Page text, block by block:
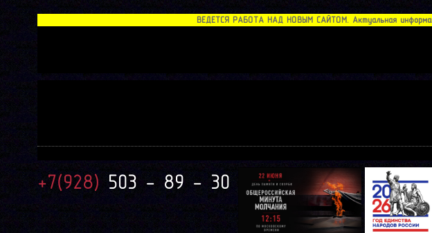
ВЕДЕТСЯ РАБОТА НАД НОВЫМ САЙТОМ. Актуальная
+7(928) 503 - 89 - 30